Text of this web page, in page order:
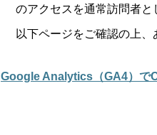
のアクセスを通常訪問者と
以下ページをご確認の上
Google Analytics（GA4）で